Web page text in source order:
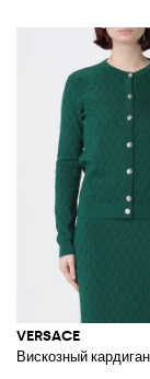
VERSACE
Вискозный